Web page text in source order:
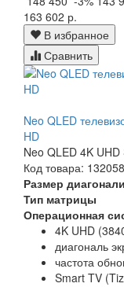
163 602 р.
В избранное
Сравнить
Neo QLED
HD
Neo QLED 4K
Код товара: 132058
Размер диагонали
Тип матрицы
Операционная
4K UHD
диагональ
частота
Smart TV